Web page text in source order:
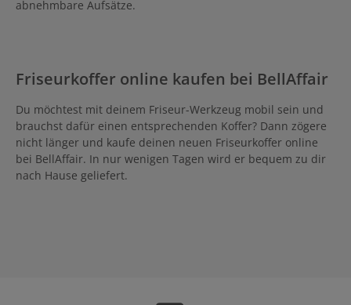
abnehmbare Aufsätze.
Friseurkoffer online kaufen bei BellAffair
Du möchtest mit deinem Friseur-Werkzeug mobil sein und
brauchst dafür einen entsprechenden Koffer? Dann zögere
nicht länger und kaufe deinen neuen Friseurkoffer online
bei BellAffair. In nur wenigen Tagen wird er bequem zu dir
nach Hause geliefert.